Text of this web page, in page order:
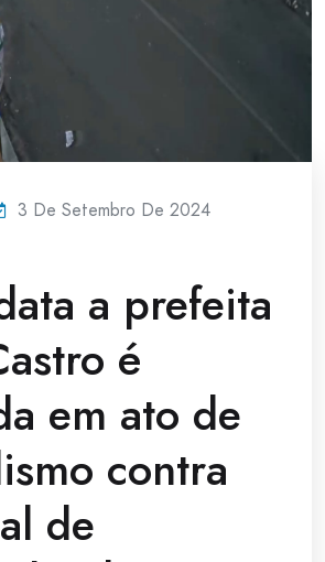
3 De Setembro De 2024
a prefeita
é
em ato de
contra
de